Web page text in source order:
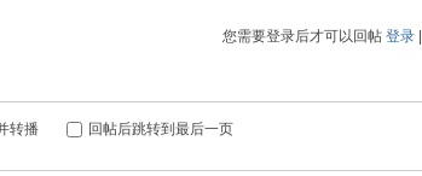
您需要登录后才可以回帖 登录|
转播 回帖后跳转到最后一页